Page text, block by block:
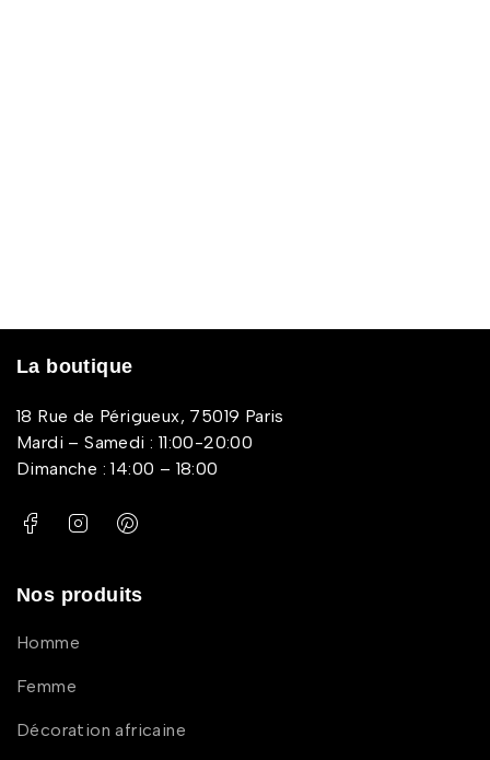
La boutique
18 Rue de Périgueux, 75019 Paris
Mardi – Samedi : 11:00-20:00
Dimanche : 14:00 – 18:00
Nos produits
Homme
Femme
Décoration africaine